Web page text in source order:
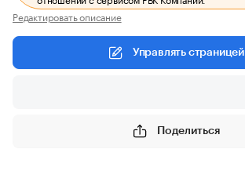
Редактировать описание
Управлять страницей
Поделиться